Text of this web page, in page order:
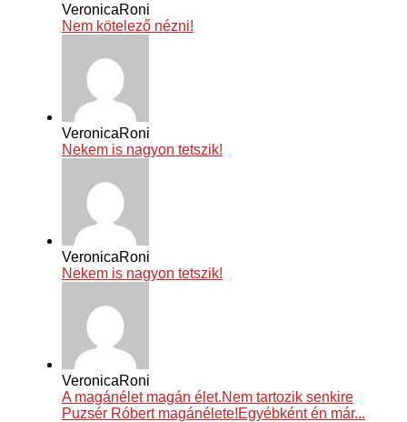
VeronicaRoni
Nem kötelező nézni!
VeronicaRoni
Nekem is nagyon tetszik!
VeronicaRoni
Nekem is nagyon tetszik!
VeronicaRoni
A magánélet magán élet.Nem tartozik senkire
Puzsér Róbert magánélete!Egyébként én már...